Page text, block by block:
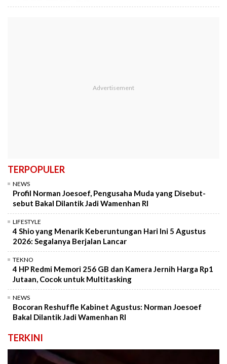
TERPOPULER
NEWS
Profil Norman Joesoef, Pengusaha Muda yang Disebut-
sebut Bakal Dilantik Jadi Wamenhan RI
LIFESTYLE
4 Shio yang Menarik Keberuntungan Hari Ini 5 Agustus
2026: Segalanya Berjalan Lancar
TEKNO
4 HP Redmi Memori 256 GB dan Kamera Jernih Harga Rp1
Jutaan, Cocok untuk Multitasking
NEWS
Bocoran Reshuffle Kabinet Agustus: Norman Joesoef
Bakal Dilantik Jadi Wamenhan RI
TERKINI